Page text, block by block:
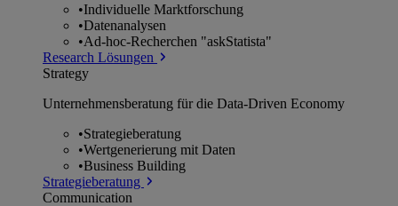
•Individuelle Marktforschung
•Datenanalysen
•Ad-hoc-Recherchen "askStatista"
Research Lösungen
Strategy
Unternehmens­beratung für die Data-Driven Economy
•Strategieberatung
•Wertgenerierung mit Daten
•Business Building
Strategieberatung
Communication